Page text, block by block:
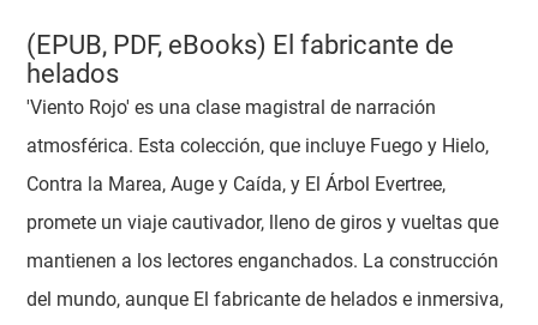
(EPUB, PDF, eBooks) El fabricante de
helados
'Viento Rojo' es una clase magistral de narración
atmosférica. Esta colección, que incluye Fuego y Hielo,
Contra la Marea, Auge y Caída, y El Árbol Evertree,
promete un viaje cautivador, lleno de giros y vueltas que
mantienen a los lectores enganchados. La construcción
del mundo, aunque El fabricante de helados e inmersiva,